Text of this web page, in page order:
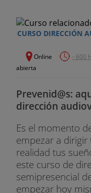
CURSO DIRECCIÓN
Online - 600
abierta
Prevenid@s:
dirección
Es el momento
empezar a
realidad tus
este curso de
semipresencial
empezar hoy